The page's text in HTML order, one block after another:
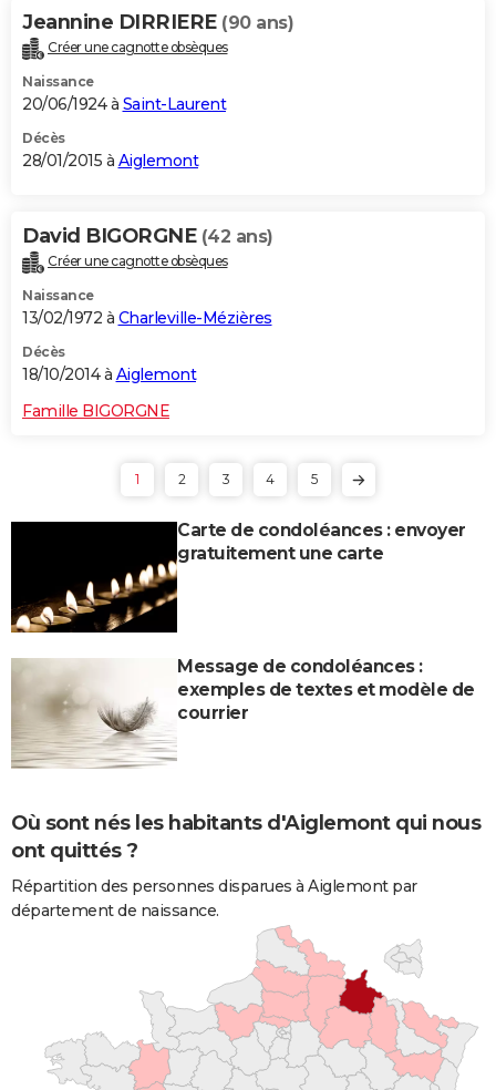
Jeannine DIRRIERE (90 ans)
Créer une cagnotte obsèques
Naissance
20/06/1924 à Saint-Laurent
Décès
28/01/2015 à Aiglemont
David BIGORGNE (42 ans)
Créer une cagnotte obsèques
Naissance
13/02/1972 à Charleville-Mézières
Décès
18/10/2014 à Aiglemont
Famille BIGORGNE
1 2 3 4 5
Carte de condoléances : envoyer
gratuitement une carte
Message de condoléances :
exemples de textes et modèle de
courrier
Où sont nés les habitants d'Aiglemont qui nous
ont quittés ?
Répartition des personnes disparues à Aiglemont par
département de naissance.